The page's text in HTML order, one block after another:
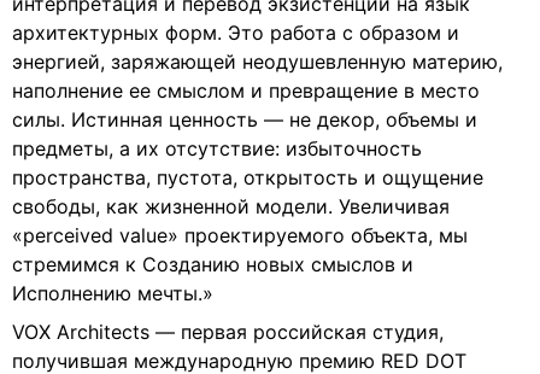
архитектурных форм. Это работа с образом и
энергией, заряжающей неодушевленную материю,
наполнение ее смыслом и превращение в место
силы. Истинная ценность — не декор, объемы и
предметы, а их отсутствие: избыточность
пространства, пустота, открытость и ощущение
свободы, как жизненной модели. Увеличивая
«perceived value» проектируемого объекта, мы
стремимся к Созданию новых смыслов и
Исполнению мечты.»
VOX Architects — первая российская студия,
получившая международную премию RED DOT